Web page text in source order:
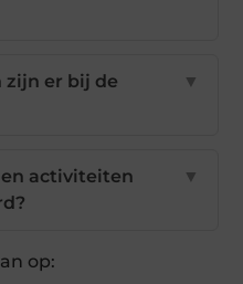
zijn er bij de
▼
activiteiten
▼
op: